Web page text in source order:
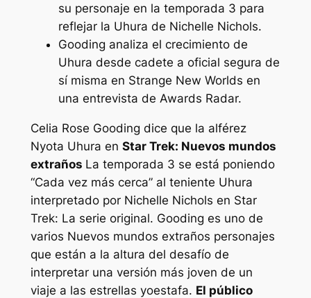
su personaje en la temporada 3 para
reflejar la Uhura de Nichelle Nichols.
Gooding analiza el crecimiento de
Uhura desde cadete a oficial segura de
sí misma en Strange New Worlds en
una entrevista de Awards Radar.
Celia Rose Gooding dice que la alférez
Nyota Uhura en Star Trek: Nuevos mundos
extraños La temporada 3 se está poniendo
“Cada vez más cerca” al teniente Uhura
interpretado por Nichelle Nichols en Star
Trek: La serie original. Gooding es uno de
varios Nuevos mundos extraños personajes
que están a la altura del desafío de
interpretar una versión más joven de un
viaje a las estrellas yoestafa. El público